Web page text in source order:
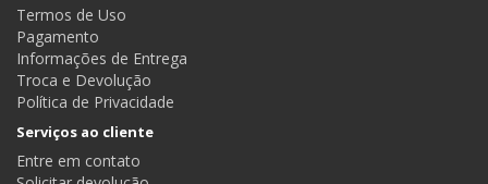
Termos de Uso
Pagamento
Informações de Entrega
Troca e Devolução
Política de Privacidade
Serviços ao cliente
Entre em contato